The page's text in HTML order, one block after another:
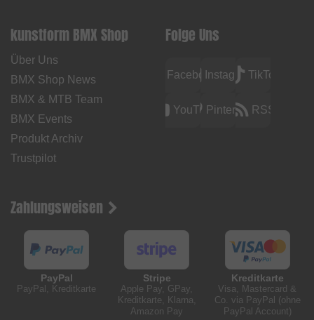
kunstform BMX Shop
Über Uns
BMX Shop News
BMX & MTB Team
BMX Events
Produkt Archiv
Trustpilot
Folge Uns
FacebookInstagramTikTok
YouTubePinterest RSS
Zahlungsweisen
PayPal
PayPal, Kreditkarte
Stripe
Apple Pay, GPay,
Kreditkarte, Klarna,
Amazon Pay
Kreditkarte
Visa, Mastercard &
Co. via PayPal (ohne
PayPal Account)